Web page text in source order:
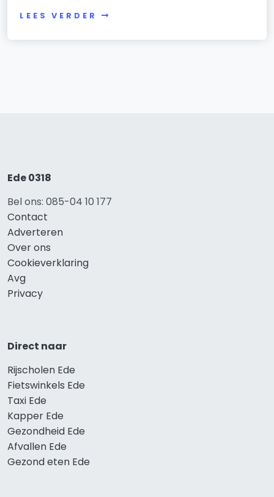
LEES VERDER
Ede 0318
Bel ons: 085-04 10 177
Contact
Adverteren
Over ons
Cookieverklaring
Avg
Privacy
Direct naar
Rijscholen Ede
Fietswinkels Ede
Taxi Ede
Kapper Ede
Gezondheid Ede
Afvallen Ede
Gezond eten Ede